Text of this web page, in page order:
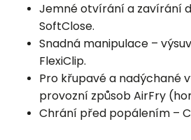
Jemné otvírání a zavírání
SoftClose.
Snadná manipulace –
FlexiClip.
Pro křupavé a nadýchané
provozní způsob AirFry
Chrání před popálením –